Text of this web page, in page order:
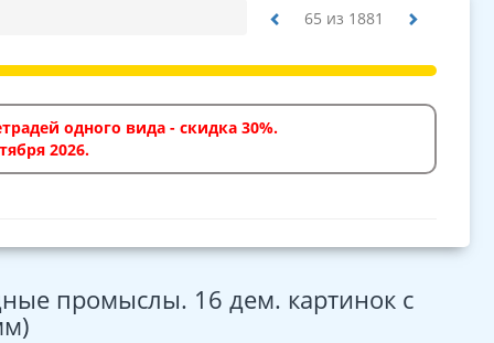
65 из 1881
одного вида - скидка 30%.
2026.
промыслы. 16 дем. картинок с